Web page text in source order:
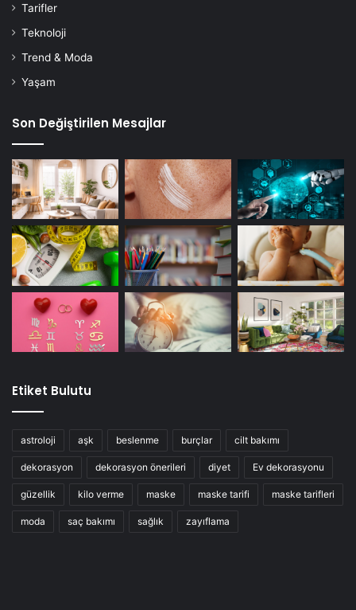
Tarifler
Teknoloji
Trend & Moda
Yaşam
Son Değiştirilen Mesajlar
Etiket Bulutu
astroloji aşk beslenme burçlar cilt bakımı
dekorasyon dekorasyon önerileri diyet Ev dekorasyonu
güzellik kilo verme maske maske tarifi maske tarifleri
moda saç bakımı sağlık zayıflama